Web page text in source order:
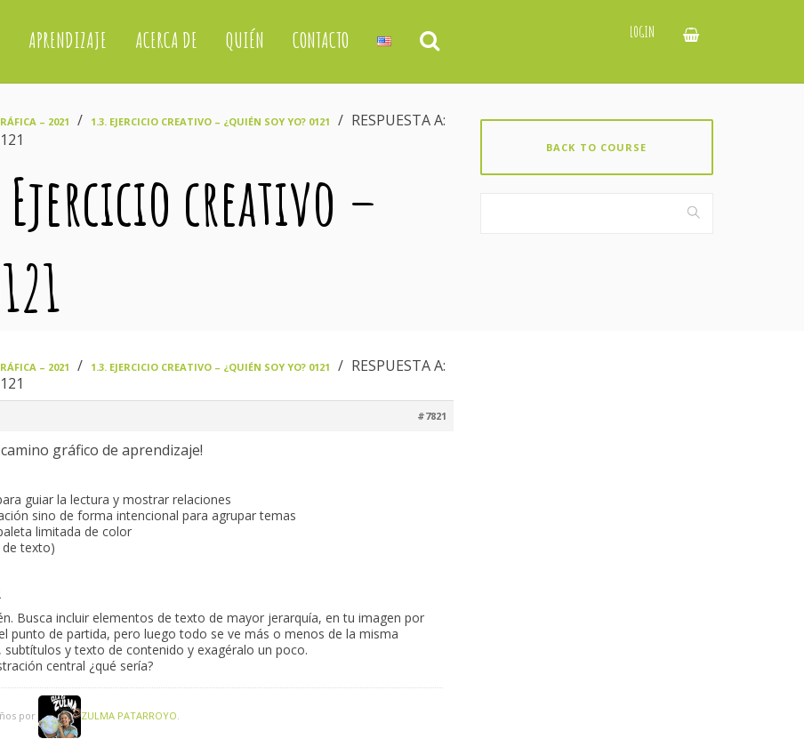
APRENDIZAJE ACERCA DE QUIÉN CONTACTO LOGIN
– 2021 1.3. EJERCICIO CREATIVO – ¿QUIÉN SOY YO? 0121
RESPUESTA A:
Ejercicio creativo –
BACK TO COURSE
– 2021 1.3. EJERCICIO CREATIVO – ¿QUIÉN SOY YO? 0121
RESPUESTA A:
#7821
gráfico de aprendizaje!
guiar la lectura y mostrar relaciones
sino de forma intencional para agrupar temas
limitada de color
texto)
Busca incluir elementos de texto de mayor jerarquía, en tu imagen por
punto de partida, pero luego todo se ve más o menos de la misma
y texto de contenido y exagéralo un poco.
central ¿qué sería?
por ZULMA PATARROYO